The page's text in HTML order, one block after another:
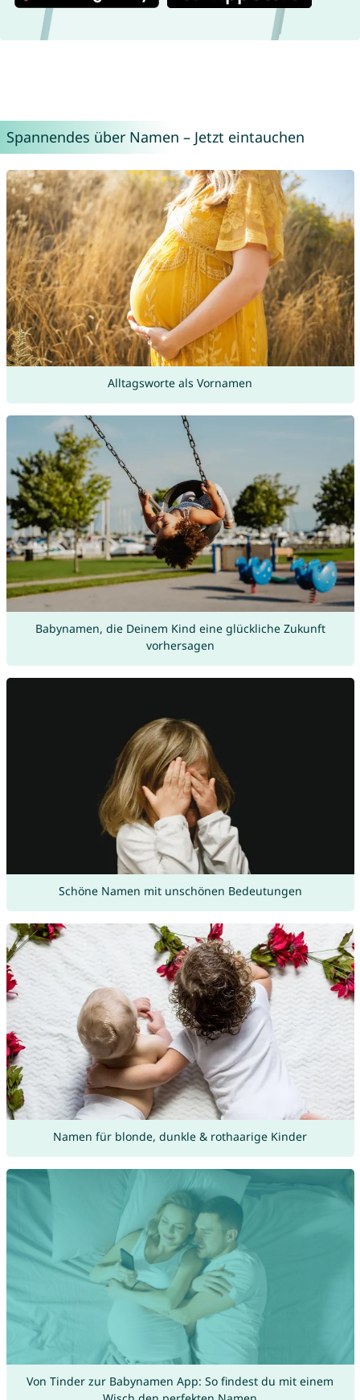
Spannendes über Namen – Jetzt eintauchen
Alltagsworte als Vornamen
Babynamen, die Deinem Kind eine glückliche Zukunft
vorhersagen
Schöne Namen mit unschönen Bedeutungen
Namen für blonde, dunkle & rothaarige Kinder
Von Tinder zur Babynamen App: So findest du mit einem